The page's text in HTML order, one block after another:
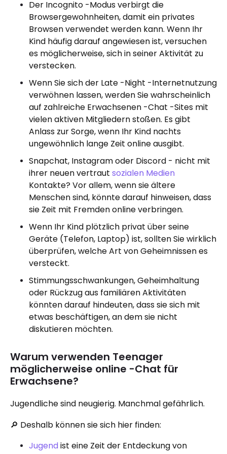
Der Incognito -Modus verbirgt die
Browsergewohnheiten, damit ein privates
Browsen verwendet werden kann. Wenn Ihr
Kind häufig darauf angewiesen ist, versuchen
es möglicherweise, sich in seiner Aktivität zu
verstecken.
Wenn Sie sich der Late -Night -Internetnutzung
verwöhnen lassen, werden Sie wahrscheinlich
auf zahlreiche Erwachsenen -Chat -Sites mit
vielen aktiven Mitgliedern stoßen. Es gibt
Anlass zur Sorge, wenn Ihr Kind nachts
ungewöhnlich lange Zeit online ausgibt.
Snapchat, Instagram oder Discord - nicht mit
ihrer neuen vertraut sozialen Medien
Kontakte? Vor allem, wenn sie ältere
Menschen sind, könnte darauf hinweisen, dass
sie Zeit mit Fremden online verbringen.
Wenn Ihr Kind plötzlich privat über seine
Geräte (Telefon, Laptop) ist, sollten Sie wirklich
überprüfen, welche Art von Geheimnissen es
versteckt.
Stimmungsschwankungen, Geheimhaltung
oder Rückzug aus familiären Aktivitäten
könnten darauf hindeuten, dass sie sich mit
etwas beschäftigen, an dem sie nicht
diskutieren möchten.
Warum verwenden Teenager
möglicherweise online -Chat für
Erwachsene?
Jugendliche sind neugierig. Manchmal gefährlich.
🔎 Deshalb können sie sich hier finden:
Jugend ist eine Zeit der Entdeckung von